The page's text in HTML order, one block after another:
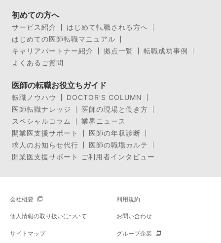
初めての方へ
サービス紹介
はじめて転職される方へ
はじめての医師転職マニュアル
キャリアパートナー紹介
拠点一覧
転職成功事例
よくあるご質問
医師の転職お役立ちガイド
転職ノウハウ
DOCTOR’S COLUMN
医師転職ナレッジ
医師の現場と働き方
スペシャルコラム
業界ニュース
開業医支援サポート
医師の年収診断
求人のお知らせ代行
医師の職場カルテ
開業医支援サポート ご利用者インタビュー
会社概要 利用規約
個人情報の取り扱いについて お問い合わせ
サイトマップ グループ企業